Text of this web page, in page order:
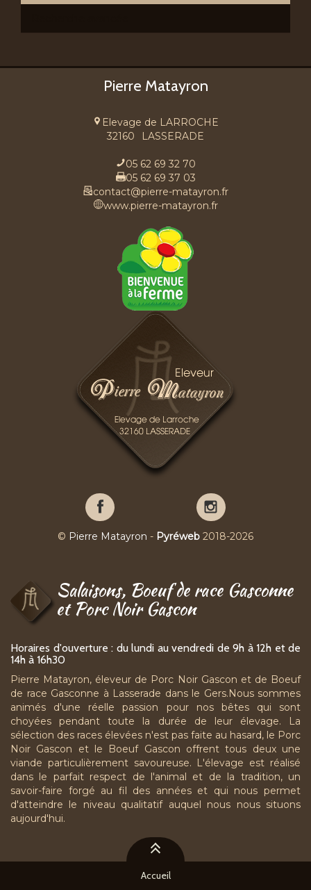
Pierre Matayron
Elevage de LARROCHE
32160
LASSERADE
05 62 69 32 70
05 62 69 37 03
contact@pierre-matayron.fr
www.pierre-matayron.fr
Pierre
sur
Pierre
sur
© Pierre Matayron - Pyréweb2018-2026
Salaisons, Boeuf de race Gasconne
et Porc Noir Gascon
Horaires d'ouverture : du lundi au vendredi de 9h à 12h et de
14h à 16h30
Pierre Matayron, éleveur de Porc Noir Gascon et de Boeuf
de race Gasconne à Lasserade dans le Gers.Nous sommes
animés d'une réelle passion pour nos bêtes qui sont
choyées pendant toute la durée de leur élevage. La
sélection des races élevées n'est pas faite au hasard, le Porc
Noir Gascon et le Boeuf Gascon offrent tous deux une
viande particulièrement savoureuse. L'élevage est réalisé
dans le parfait respect de l'animal et de la tradition, un
savoir-faire forgé au fil des années et qui nous permet
d'atteindre le niveau qualitatif auquel nous nous situons
aujourd'hui.
Accueil